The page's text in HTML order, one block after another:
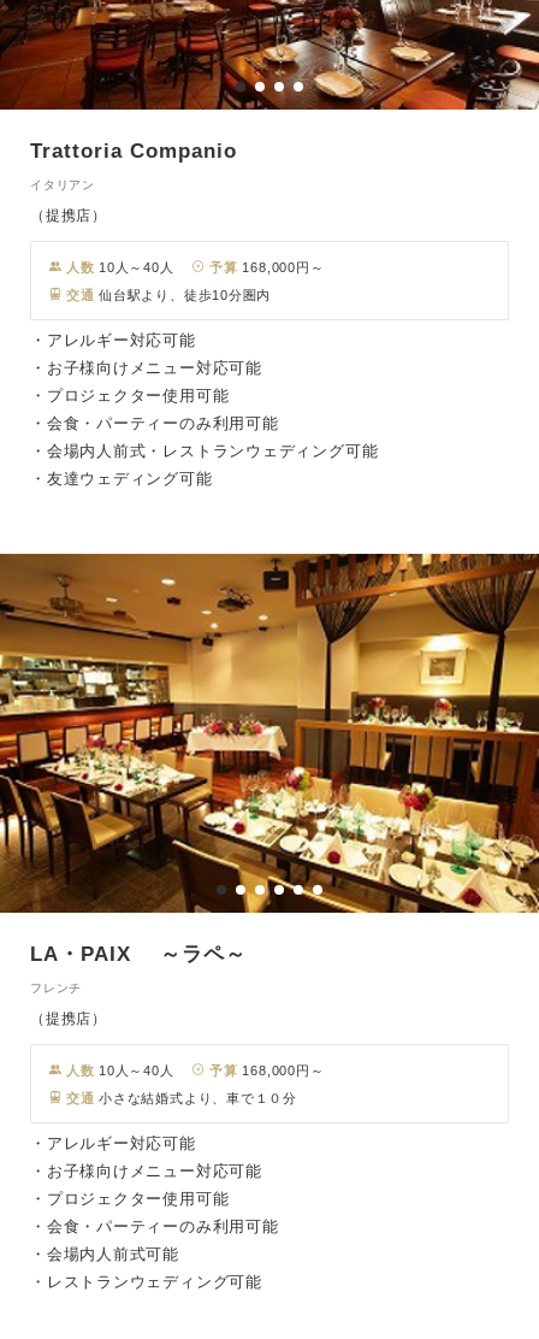
Trattoria Companio
イタリアン
（提携店）
人数 10人～40人 予算 168,000円～
交通 仙台駅より、徒歩10分圏内
・アレルギー対応可能
・お子様向けメニュー対応可能
・プロジェクター使用可能
・会食・パーティーのみ利用可能
・会場内人前式・レストランウェディング可能
・友達ウェディング可能
LA・PAIX ～ラペ～
フレンチ
（提携店）
人数 10人～40人 予算 168,000円～
交通 小さな結婚式より、車で１０分
・アレルギー対応可能
・お子様向けメニュー対応可能
・プロジェクター使用可能
・会食・パーティーのみ利用可能
・会場内人前式可能
・レストランウェディング可能